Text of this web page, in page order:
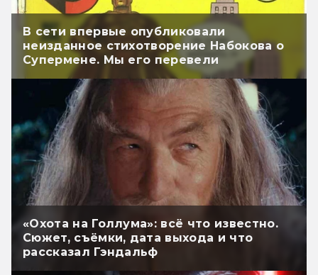
В сети впервые опубликовали
неизданное стихотворение Набокова о
Супермене. Мы его перевели
«Охота на Голлума»: всё что известно.
Сюжет, съёмки, дата выхода и что
рассказал Гэндальф